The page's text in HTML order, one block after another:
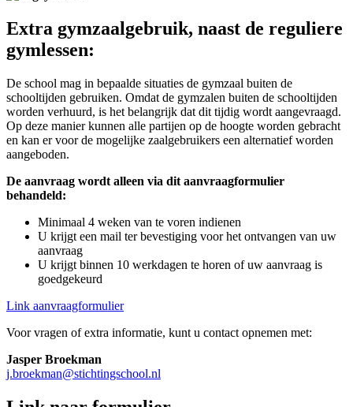
Extra gymzaalgebruik, naast de reguliere
gymlessen:
De school mag in bepaalde situaties de gymzaal buiten de
schooltijden gebruiken. Omdat de gymzalen buiten de schooltijden
worden verhuurd, is het belangrijk dat dit tijdig wordt aangevraagd.
Op deze manier kunnen alle partijen op de hoogte worden gebracht
en kan er voor de mogelijke zaalgebruikers een alternatief worden
aangeboden.
De aanvraag wordt alleen via dit aanvraagformulier
behandeld:
Minimaal 4 weken van te voren indienen
U krijgt een mail ter bevestiging voor het ontvangen van uw
aanvraag
U krijgt binnen 10 werkdagen te horen of uw aanvraag is
goedgekeurd
Link aanvraagformulier
Voor vragen of extra informatie, kunt u contact opnemen met:
Jasper Broekman
j.broekman@stichtingschool.nl